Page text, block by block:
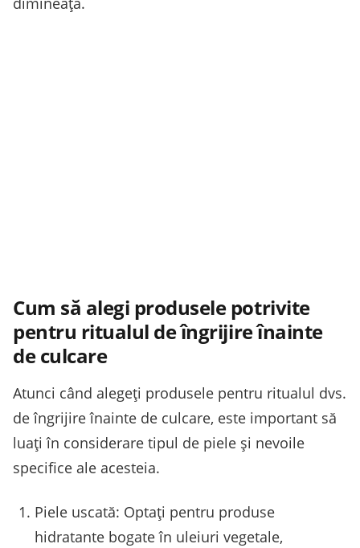
Cum să alegi produsele potrivite
pentru ritualul de îngrijire înainte
de culcare
Atunci când alegeți produsele pentru ritualul dvs.
de îngrijire înainte de culcare, este important să
luați în considerare tipul de piele și nevoile
specifice ale acesteia.
Piele uscată: Optați pentru produse
hidratante bogate în uleiuri vegetale,